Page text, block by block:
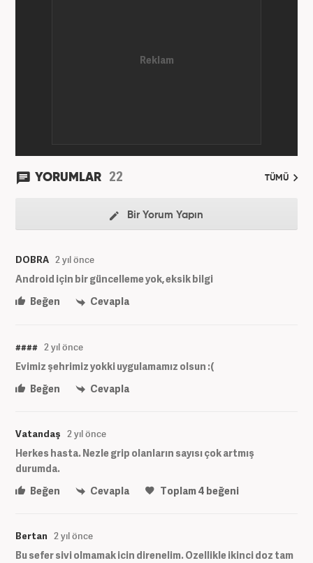
grafik ve video hazırladım. Kariyerime Haber7'de
YORUMLAR 22 TÜMÜ
Bir Yorum Yapın
DOBRA 2 yıl önce
Android için bir güncelleme yok, eksik bilgi
Beğen
Cevapla
#### 2 yıl önce
Evimiz şehrimiz yokki uygulamamız olsun :(
Beğen
Cevapla
Vatandaş 2 yıl önce
Herkes hasta. Nezle grip olanların sayısı çok artmış
durumda.
Beğen
Cevapla Toplam4 beğeni
Bertan 2 yıl önce
Bu sefer sivi olmamak icin direnelim. Ozellikle ikinci doz tam